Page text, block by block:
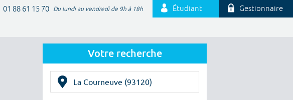
01 88 61 15 70 Du lundi au vendredi de 9h à 18h Étudiant Gestionnaire
Votre recherche